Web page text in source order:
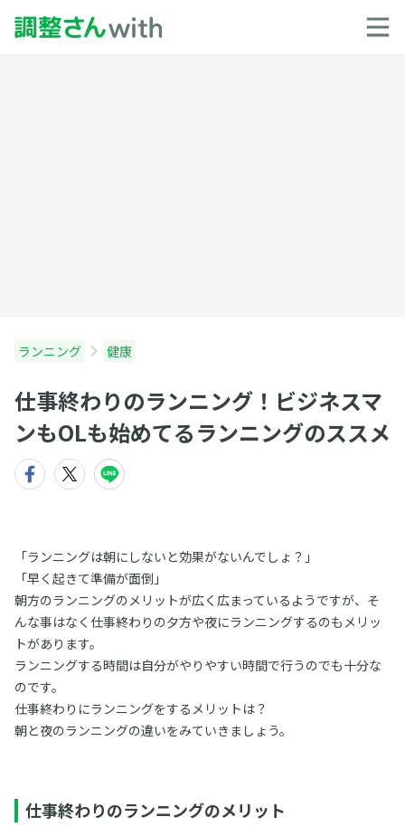
ランニング 健康
仕事終わりのランニング！ビジネスマ
ンもOLも始めてるランニングのススメ
「ランニングは朝にしないと効果がないんでしょ？」
「早く起きて準備が面倒」
朝方のランニングのメリットが広く広まっているようですが、そ
んな事はなく仕事終わりの夕方や夜にランニングするのもメリッ
トがあります。
ランニングする時間は自分がやりやすい時間で行うのでも十分な
のです。
仕事終わりにランニングをするメリットは？
朝と夜のランニングの違いをみていきましょう。
仕事終わりのランニングのメリット